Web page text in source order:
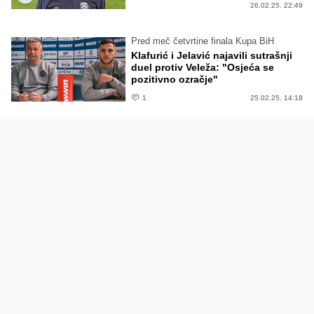
26.02.25. 22:49
Pred meč četvrtine finala Kupa BiH
Klafurić i Jelavić najavili sutrašnji
duel protiv Veleža: "Osjeća se
pozitivno ozračje"
1 25.02.25. 14:18